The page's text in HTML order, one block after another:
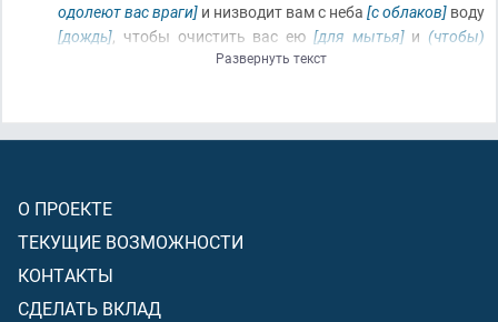
одолеют вас враги] и низводит вам с неба [с облаков] воду
[дождь], чтобы очистить вас ею [для мытья]и (чтобы)
удалить от вас мерзость сатаны
Развернуть текст
О ПРОЕКТЕ
ТЕКУЩИЕ ВОЗМОЖНОСТИ
КОНТАКТЫ
СДЕЛАТЬ ВКЛАД